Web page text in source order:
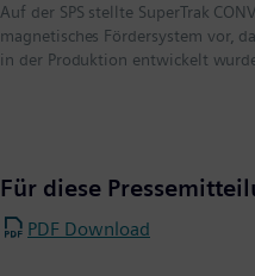
Auf der SPS stellte SuperTrak
magnetisches Fördersystem vor,
in der Produktion entwickelt
Für diese
PDF Download